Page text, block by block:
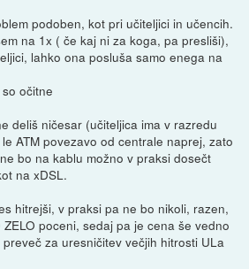
podoben, kot pri učiteljici in učencih.
na 1x ( če kaj ni za koga, pa presliši),
lahko ona posluša samo enega na
očitne
deliš ničesar (učiteljica ima v razredu
ATM povezavo od centrale naprej, zato
bo na kablu možno v praksi dosečt
na xDSL.
hitrejši, v praksi pa ne bo nikoli, razen,
poceni, sedaj pa je cena še vedno
za uresničitev večjih hitrosti ULa